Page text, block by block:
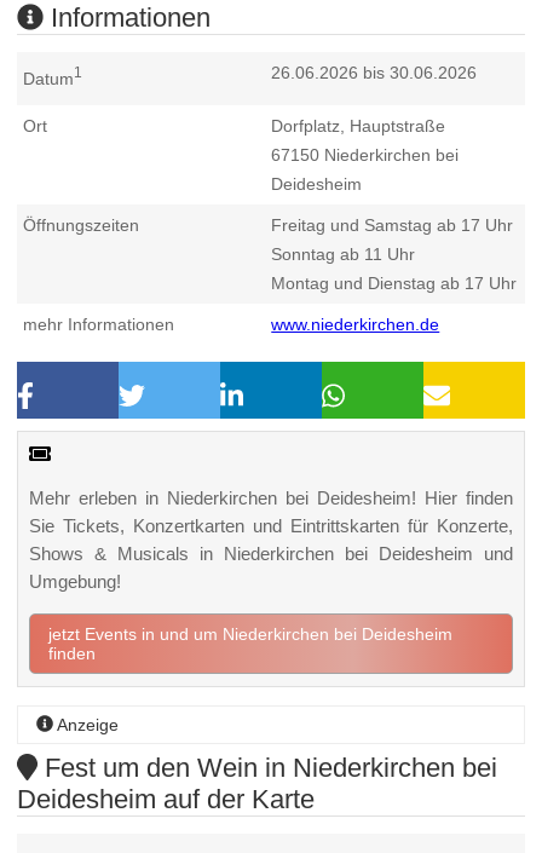
Informationen
Datum1 26.06.2026 bis 30.06.2026
Ort
Dorfplatz, Hauptstraße
67150 Niederkirchen bei
Deidesheim
Öffnungszeiten
Freitag und Samstag ab 17 Uhr
Sonntag ab 11 Uhr
Montag und Dienstag ab 17 Uhr
mehr Informationen www.niederkirchen.de
Mehr erleben in Niederkirchen bei Deidesheim! Hier finden
Sie Tickets, Konzertkarten und Eintrittskarten für Konzerte,
Shows & Musicals in Niederkirchen bei Deidesheim und
Umgebung!
jetzt Events in und um Niederkirchen bei Deidesheim
finden
Anzeige
Fest um den Wein in Niederkirchen bei
Deidesheim auf der Karte